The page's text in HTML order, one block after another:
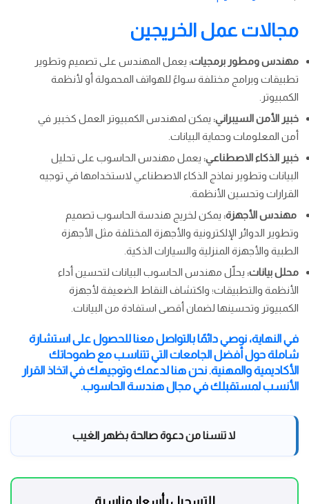
مجالات عمل الخريجين
مهندس ومطور برمجيات: يعمل المهندس على تصميم وتطوير
تطبيقات وبرامج مختلفة سواءً للهواتف المحمولة أو لأنظمة
الكمبيوتر.
خبير الأمن السيبراني: يمكن لمهندس الكمبيوتر العمل كخبير في
أمن المعلومات وحماية البيانات.
خبير الذكاء الاصطناعي: يعمل مهندس الحاسوب على تحليل
البيانات وتطوير نماذج الذكاء الاصطناعي لاستخدامها في توجيه
القرارات وتحسين الأنظمة.
مهندس الأجهزة: يمكن لخريج هندسة الحاسوب تصميم
وتطوير الدوائر الإلكترونية والأجهزة المختلفة مثل الأجهزة
الطبية والأجهزة المنزلية والسيارات الذكية.
محلل بيانات: يحلّل مهندس الحاسوب البيانات لتحسين أداء
الأنظمة والتطبيقات؛ واكتشاف النقاط الضعيفة لأجهزة
الكمبيوتر وتحسينها لضمان أقصى استفادة من البيانات.
في النهاية، نوصي دائمًا بالتواصل معنا للحصول على استشارة
شاملة حول أفضل الجامعات التي تتناسب مع طموحاتك
الأكاديمية والمهنية. نحن هنا لدعمك وتوجيهك في اتخاذ القرار
الأنسب لمستقبلك في مجال هندسة الحاسوب.
لا تنسنا من دعوة صالحة بظهر الغيب
للتسجيل بأسعار مناسبة